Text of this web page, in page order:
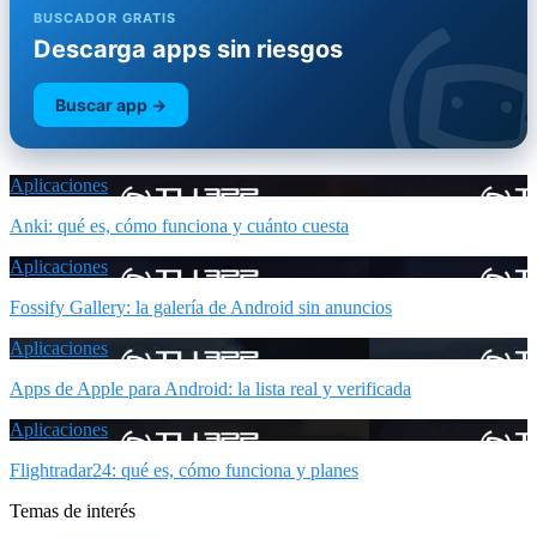
BUSCADOR GRATIS
Descarga apps sin riesgos
Buscar app →
Aplicaciones
Anki: qué es, cómo funciona y cuánto cuesta
Aplicaciones
Fossify Gallery: la galería de Android sin anuncios
Aplicaciones
Apps de Apple para Android: la lista real y verificada
Aplicaciones
Flightradar24: qué es, cómo funciona y planes
Temas de interés